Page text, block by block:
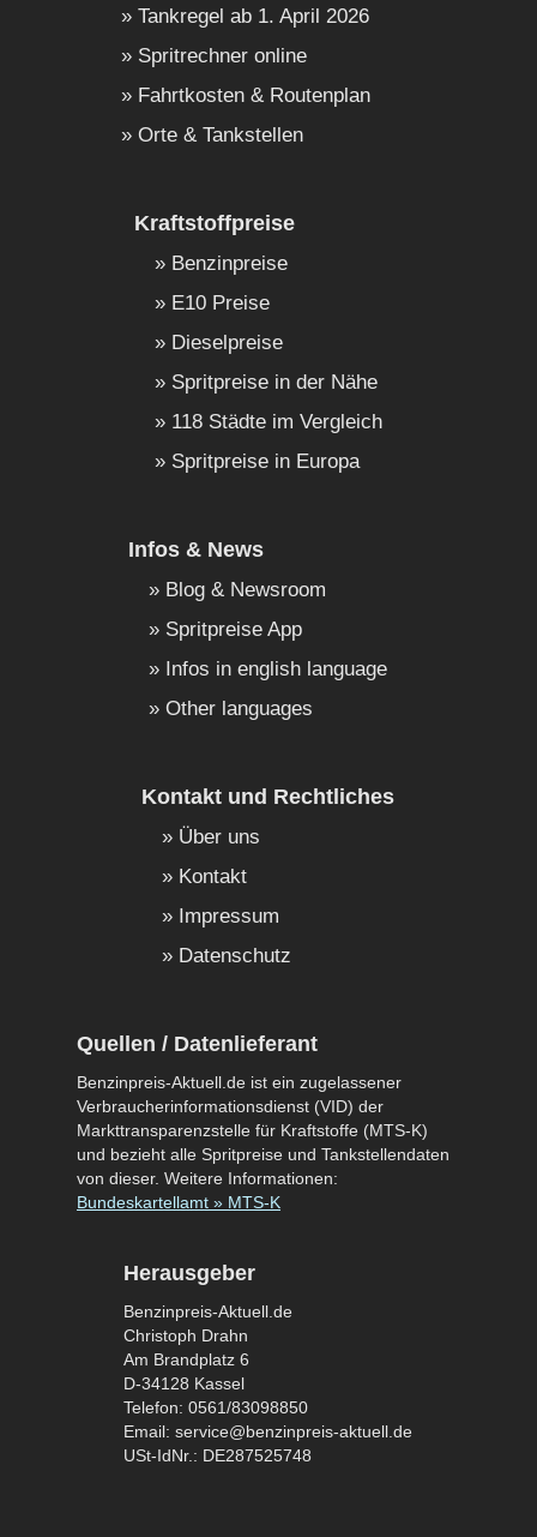
Tankregel ab 1. April 2026
Spritrechner online
Fahrtkosten & Routenplan
Orte & Tankstellen
Kraftstoffpreise
Benzinpreise
E10 Preise
Dieselpreise
Spritpreise in der Nähe
118 Städte im Vergleich
Spritpreise in Europa
Infos & News
Blog & Newsroom
Spritpreise App
Infos in english language
Other languages
Kontakt und Rechtliches
Über uns
Kontakt
Impressum
Datenschutz
Quellen / Datenlieferant
Benzinpreis-Aktuell.de ist ein zugelassener
Verbraucherinformationsdienst (VID) der
Markttransparenzstelle für Kraftstoffe (MTS-K)
und bezieht alle Spritpreise und Tankstellendaten
von dieser. Weitere Informationen:
Bundeskartellamt » MTS-K
Herausgeber
Benzinpreis-Aktuell.de
Christoph Drahn
Am Brandplatz 6
D-34128 Kassel
Telefon: 0561/83098850
Email: service@benzinpreis-aktuell.de
USt-IdNr.: DE287525748